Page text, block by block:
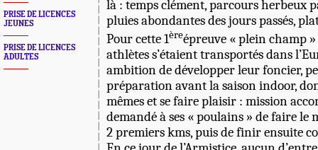
PRISE DE LICENCES
JEUNES
PRISE DE LICENCES
ADULTES
là : temps clément, parcours herbeux
pluies abondantes des jours passés,
Pour cette 1èreépreuve « plein champ »
athlètes s’étaient transportés dans
ambition de développer leur foncier,
préparation avant la saison indoor,
mêmes et se faire plaisir : mission
demandé à ses « poulains » de faire le
2 premiers kms, puis de finir ensuite